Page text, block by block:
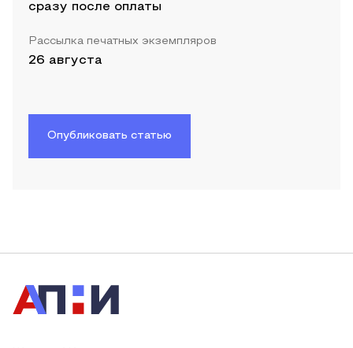
сразу после оплаты
Рассылка печатных экземпляров
26 августа
Опубликовать статью